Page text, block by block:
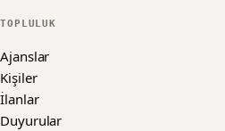
TOPLULUK
Ajanslar
Kişiler
İlanlar
Duyurular